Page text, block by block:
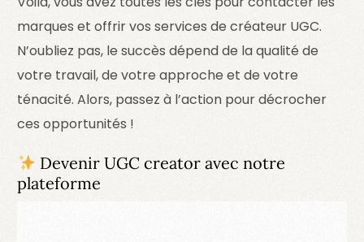
marques et offrir vos services de créateur UGC.
N’oubliez pas, le succès dépend de la qualité de
votre travail, de votre approche et de votre
ténacité. Alors, passez à l’action pour décrocher
ces opportunités !
Devenir UGC creator avec notre
plateforme